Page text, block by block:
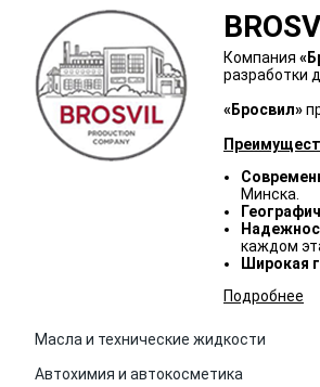
Компания
разработки
«Бросвил»
Минска.
каждом
Широкая
Подробнее
Масла и технические жидкости
Автохимия и автокосметика